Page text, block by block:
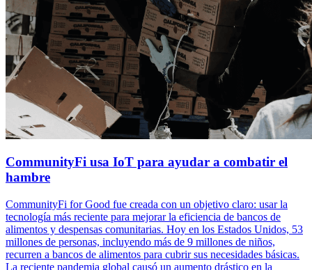
CommunityFi usa IoT para ayudar a combatir el
hambre
CommunityFi for Good fue creada con un objetivo claro: usar la
tecnología más reciente para mejorar la eficiencia de bancos de
alimentos y despensas comunitarias. Hoy en los Estados Unidos, 53
millones de personas, incluyendo más de 9 millones de niños,
recurren a bancos de alimentos para cubrir sus necesidades básicas.
La reciente pandemia global causó un aumento drástico en la